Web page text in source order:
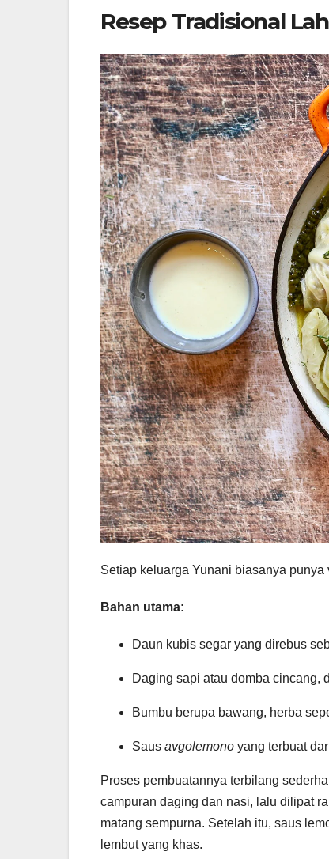
Resep Tradisional
Setiap keluarga Yunani biasanya
Bahan utama:
Daun kubis segar yang direbus
Daging sapi atau domba cincang,
Bumbu berupa bawang, herba
Saus avgolemono yang terbuat
Proses pembuatannya terbilang
campuran daging dan nasi, lalu dilipat
matang sempurna. Setelah itu, saus
lembut yang khas.